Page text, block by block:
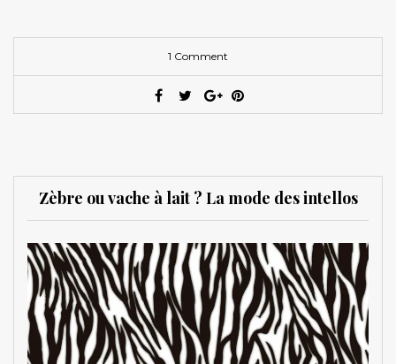
1 Comment
Zèbre ou vache à lait ? La mode des intellos